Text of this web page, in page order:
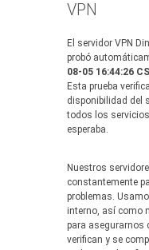
VPN
El servidor VPN
probó
08-05 16:44:26
Esta prueba
disponibilidad del
todos los
esperaba.
Nuestros
constantemente
problemas.
interno, así como
para asegurarnos
verifican y se